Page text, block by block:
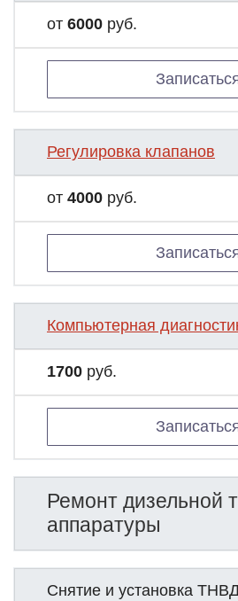
от 6000 руб.
Регулировка клапанов
от 4000 руб.
Компьютерная
1700 руб.
Ремонт дизельной
аппаратуры
Снятие и установка